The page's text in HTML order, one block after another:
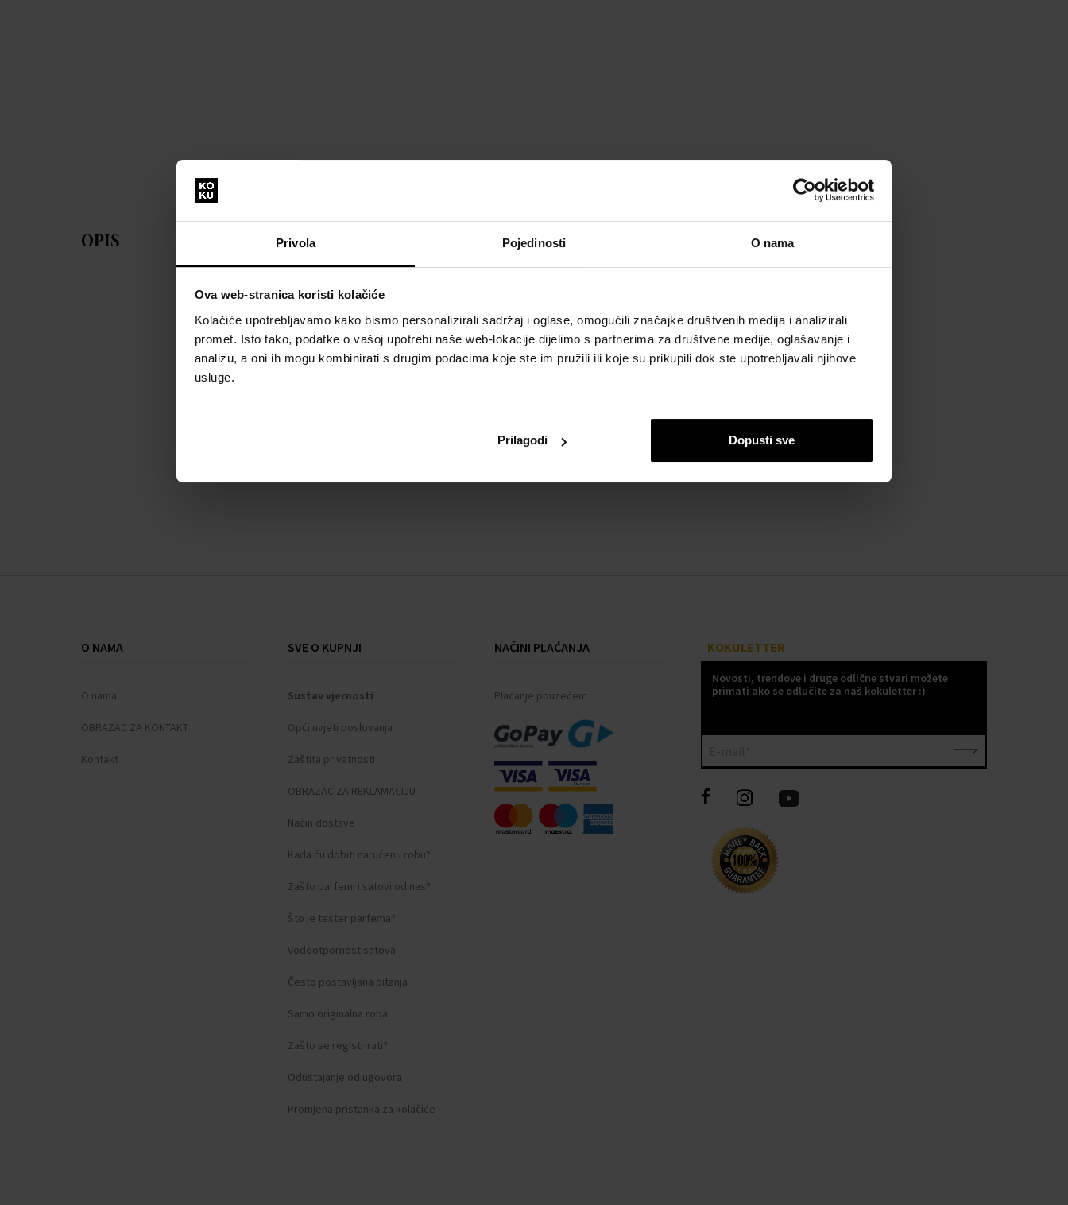
Privola Pojedinosti O nama
Ova web-stranica koristi kolačiće
Kolačiće upotrebljavamo kako bismo personalizirali sadržaj i oglase, omogućili značajke društvenih medija i analizirali
promet. Isto tako, podatke o vašoj upotrebi naše web-lokacije dijelimo s partnerima za društvene medije, oglašavanje i
analizu, a oni ih mogu kombinirati s drugim podacima koje ste im pružili ili koje su prikupili dok ste upotrebljavali njihove
usluge.
Prilagodi Dopusti sve
OPIS
Vrsta mirisa: Citrusna, aromatična, drvenasta
O BRENDU
Naš izbor skrojen samo za vas
O NAMA
O nama
OBRAZAC ZA KONTAKT
Kontakt
SVE O KUPNJI
Sustav vjernosti
Opći uvjeti poslovanja
Zaštita privatnosti
OBRAZAC ZA REKLAMACIJU
Način dostave
Kada ću dobiti naručenu robu?
Zašto parfemi i satovi od nas?
Što je tester parfema?
Vodootpornost satova
Često postavljana pitanja
Samo originalna roba
Zašto se registrirati?
Odustajanje od ugovora
Promjena pristanka za kolačiće
NAČINI PLAĆANJA
Plaćanje pouzećem
KOKULETTER
Novosti, trendove i druge odlične stvari možete
primati ako se odlučite za naš kokuletter :)